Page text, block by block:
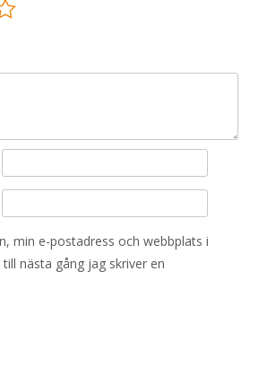
min e-postadress och webbplats i
nästa gång jag skriver en